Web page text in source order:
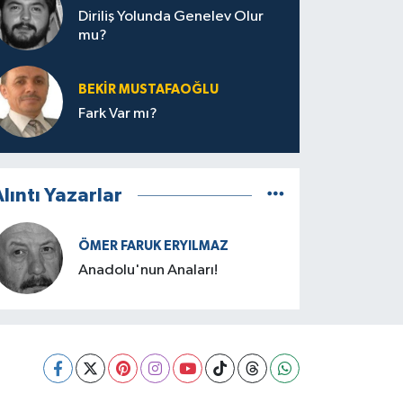
Diriliş Yolunda Genelev Olur
mu?
BEKIR MUSTAFAOĞLU
Fark Var mı?
Yazarlar
ÖMER FARUK ERYILMAZ
Anadolu'nun Anaları!